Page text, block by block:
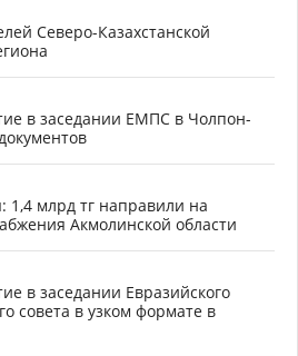
Северо-Казахстанской
в заседании ЕМПС в Чолпон-
млрд тг направили на
Акмолинской области
в заседании Евразийского
совета в узком формате в